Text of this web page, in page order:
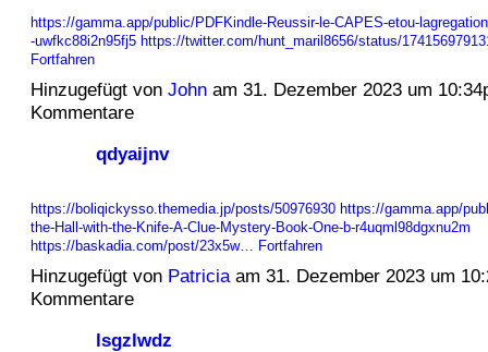
https://gamma.app/public/PDFKindle-Reussir-le-CAPES-etou-
-uwfkc88i2n95fj5 https://twitter.com/hunt_maril8656/status/
Fortfahren
Hinzugefügt von Johnam 31. Dezember 2023 um
Kommentare
qdyaijnv
https://boliqickysso.themedia.jp/posts/50976930 https://gamma.app/
the-Hall-with-the-Knife-A-Clue-Mystery-Book-One-b-r4uqml98dgxnu2m
https://baskadia.com/post/23x5w…
Fortfahren
Hinzugefügt von Patriciaam 31. Dezember 2023 um
Kommentare
lsgzlwdz